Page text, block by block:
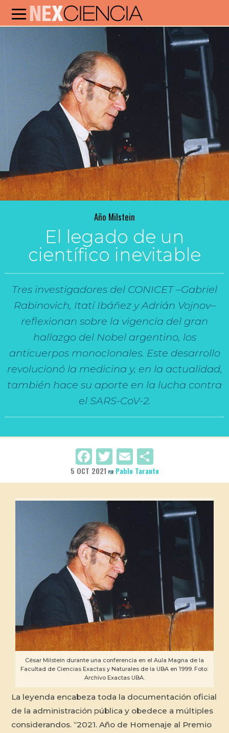
Año Milstein
El legado de un
científico inevitable
Tres investigadores del CONICET –Gabriel
Rabinovich, Itatí Ibáñez y Adrián Vojnov–
reflexionan sobre la vigencia del gran
hallazgo del Nobel argentino, los
anticuerpos monoclonales. Este desarrollo
revolucionó la medicina y, en la actualidad,
también hace su aporte en la lucha contra
el SARS-CoV-2.
Facebook
Twitter
Email
5 OCT 2021 POR Pablo Taranto
César Milstein durante una conferencia en el Aula Magna de la
Facultad de Ciencias Exactas y Naturales de la UBA en 1999. Foto:
Archivo Exactas UBA.
La leyenda encabeza toda la documentación oficial
de la administración pública y obedece a múltiples
considerandos. “2021. Año de Homenaje al Premio